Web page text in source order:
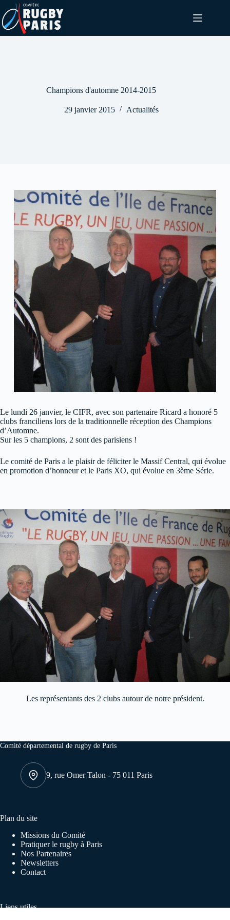
Passer
au
contenu
Champions d'automne 2014-2015
29 janvier 2015 Actualités
Le lundi 26 janvier, le CIFR, avec son partenaire Ricard a honoré 5
clubs franciliens lors de la traditionnelle réception des Champions
d’Automne.
Sur les 5 champions, 2 sont des parisiens !
Le comité de Paris a le plaisir de féliciter le Massif Central, qui évolue
en promotion d’honneur et le Paris XO, qui évolue en 3ème Série.
Les représentants des 2 clubs autour de notre président.
Comité départemental de rugby de Paris
9, rue Omer Talon - 75 011 Paris
Plan du site
Missions du Comité
Pratiquer le rugby à Paris
Nos Partenaires
Newsletters
Contact
Liens utiles